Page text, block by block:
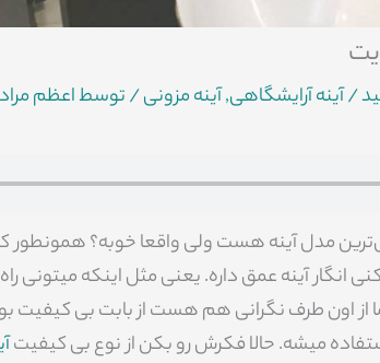
/آینه آرایشگاهی,آینه مزونی/ توسطاعظم
مدل آینه هست ولی واقعا خوبه؟
انگار آینه عمق داره. یعنی مثل اینکه
از اون طرف نگرانی هم هست از بابت بی کیفیت